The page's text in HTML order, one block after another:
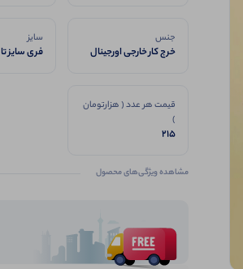
جنس
خرج کار خارجی اورجینال
سایز
فری سایز تا 50
قیمت هر عدد ( هزارتومان
)
215
مشاهده ویژگی‌های محصول